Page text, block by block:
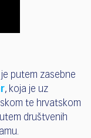
putem zasebne
, koja je uz
te hrvatskom
društvenih